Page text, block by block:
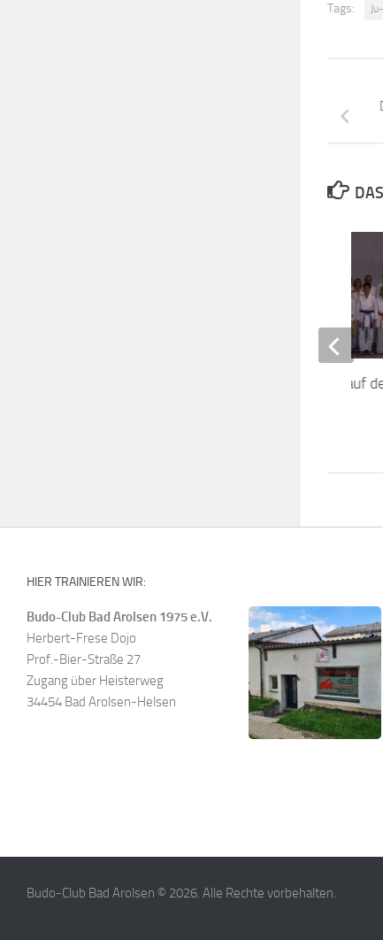
Tags:
Technikwochenende auf
HIER TRAINIEREN WIR:
Budo-Club Bad Arolsen 1975 e.V.
Herbert-Frese Dojo
Prof.-Bier-Straße 27
Zugang über Heisterweg
34454 Bad Arolsen-Helsen
Budo-Club Bad Arolsen © 2026. Alle Rechte vorbehalten.